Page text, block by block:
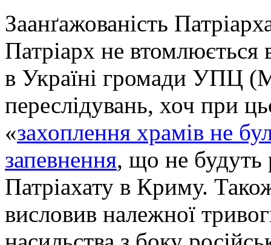
Заанґажованість
Патріарх не
в Україні громади УПЦ
переслідувань, хоч при
«захоплення храмів не
запевнення, що не
Патріахату в Криму.
висловив належної